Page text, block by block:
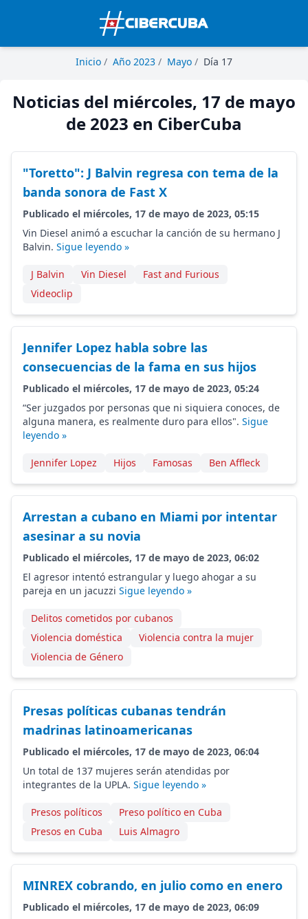
Inicio / Año 2023 / Mayo / Día 17
Noticias del miércoles, 17 de mayo
de 2023 en CiberCuba
"Toretto": J Balvin regresa con tema de la
banda sonora de Fast X
Publicado el miércoles, 17 de mayo de 2023, 05:15
Vin Diesel animó a escuchar la canción de su hermano J
Balvin. Sigue leyendo »
J Balvin Vin Diesel
Fast and Furious
Videoclip
Jennifer Lopez habla sobre las
consecuencias de la fama en sus hijos
Publicado el miércoles, 17 de mayo de 2023, 05:24
“Ser juzgados por personas que ni siquiera conoces, de
alguna manera, es realmente duro para ellos". Sigue
leyendo »
Jennifer Lopez Hijos Famosas Ben Affleck
Arrestan a cubano en Miami por intentar
asesinar a su novia
Publicado el miércoles, 17 de mayo de 2023, 06:02
El agresor intentó estrangular y luego ahogar a su
pareja en un jacuzzi Sigue leyendo »
Delitos cometidos por cubanos
Violencia doméstica
Violencia contra la mujer
Violencia de Género
Presas políticas cubanas tendrán
madrinas latinoamericanas
Publicado el miércoles, 17 de mayo de 2023, 06:04
Un total de 137 mujeres serán atendidas por
integrantes de la UPLA. Sigue leyendo »
Presos políticos
Preso político en Cuba
Presos en Cuba
Luis Almagro
MINREX cobrando, en julio como en enero
Publicado el miércoles, 17 de mayo de 2023, 06:09